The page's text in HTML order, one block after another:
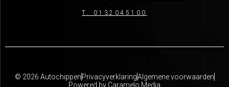
T. 0132045100
© 2026 AutochippenPrivacyverklaringAlgemene voorwaarden
Powered by Caramelo Media